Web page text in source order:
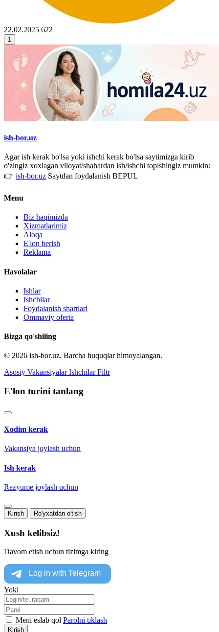
22.02.2025 622
1
ish-bor.uz
Agar ish kerak bo'lsa yoki ishchi kerak bo'lsa saytimizga kirib
o'zingiz xoxlagan viloyat/shahardan ish/ishchi topishingiz mumkin:
👉 ish-bor.uz Saytdan foydalanish BEPUL
Menu
Biz haqimizda
Xizmatlarimiz
Aloqa
E'lon berish
Reklama
Havolalar
Ishlar
Ishchilar
Foydalanish shartlari
Ommaviy oferta
Bizga qo'shiling
© 2026 ish-bor.uz. Barcha huquqlar himoyalangan.
Asosiy Vakansiyalar Ishchilar Filtr
E'lon turini tanlang
Xodim kerak
Vakansiya joylash uchun
Ish kerak
Rezyume joylash uchun
Kirish Ro'yxatdan o'tish
Xush kelibsiz!
Davom etish uchun tizimga kiring
Yoki
Meni eslab qol Parolni tiklash
Kirish